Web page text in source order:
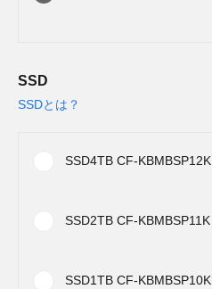
SSD
SSDとは？
SSD4TB CF-KBMBSP12K
SSD2TB CF-KBMBSP11K
SSD1TB CF-KBMBSP10K